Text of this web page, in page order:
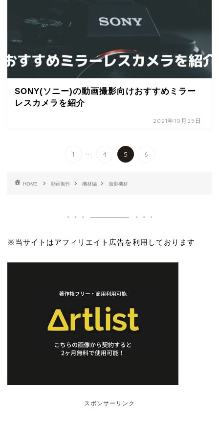
SONY(ソニー)の動画撮影向けおすすめミラー
レスカメラを紹介
2021年10月25日
1 ... 4 5 6
HOME 動画制作 機材編 撮影機材
※当サイトはアフィリエイト広告を利用しております
スポンサーリンク